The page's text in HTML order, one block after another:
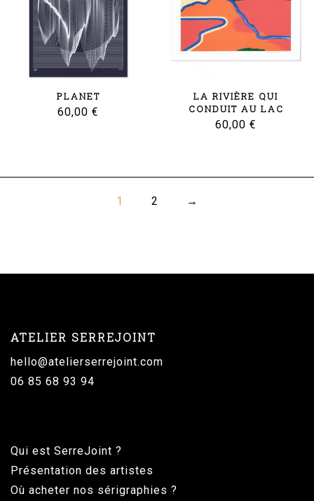
PLANET
60,00 €
LA RIVIÈRE QUI
CONDUIT AU LAC
60,00 €
1 2 →
ATELIER SERREJOINT
hello@atelierserrejoint.com
06 85 68 93 94
Qui est SerreJoint ?
Présentation des artistes
Où acheter nos sérigraphies ?